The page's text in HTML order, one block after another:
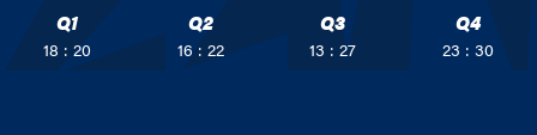
Q1
18 : 20
Q2
16 : 22
Q3
13 : 27
Q4
23 : 30